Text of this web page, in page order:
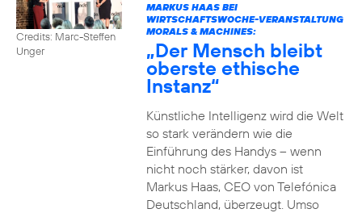
Credits: Marc-Steffen
Unger
MARKUS HAAS BEI
WIRTSCHAFTSWOCHE-VERANSTALTUNG
MORALS & MACHINES:
„Der Mensch bleibt
oberste ethische
Instanz“
Künstliche Intelligenz wird die Welt
so stark verändern wie die
Einführung des Handys – wenn
nicht noch stärker, davon ist
Markus Haas, CEO von Telefónica
Deutschland, überzeugt. Umso